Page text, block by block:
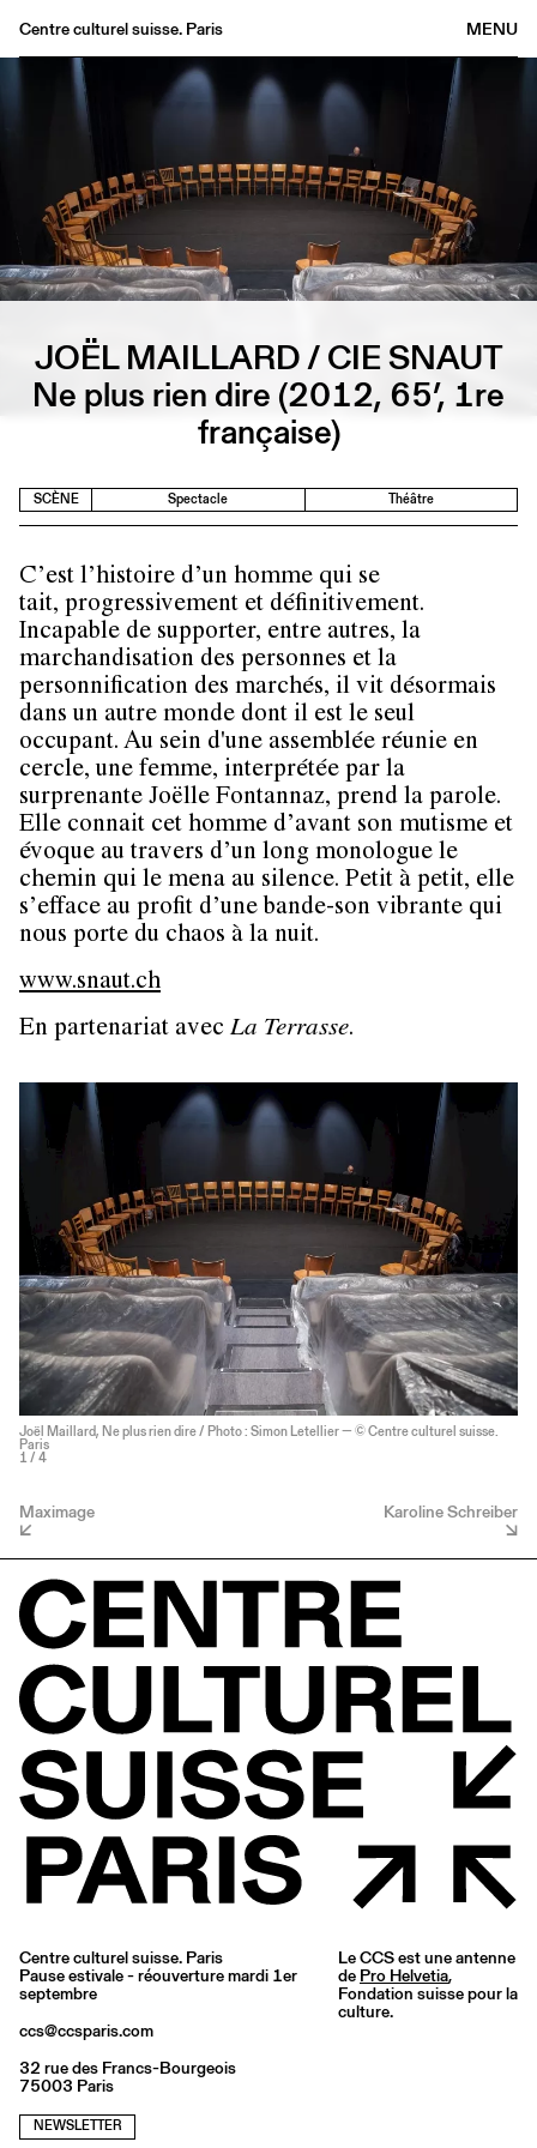
MENU
Centre culturel suisse. Paris
Agenda
Archives
Médiathèque
Éditions
Informations
/EN
JOËL MAILLARD / CIE SNAUT
Ne plus rien dire (2012, 65’, 1re
française)
SCÈNE Spectacle Théâtre
C’est l’histoire d’un homme qui se
tait, progressivement et définitivement.
Incapable de supporter, entre autres, la
marchandisation des personnes et la
personnification des marchés, il vit désormais
dans un autre monde dont il est le seul
occupant. Au sein d'une assemblée réunie en
cercle, une femme, interprétée par la
surprenante Joëlle Fontannaz, prend la parole.
Elle connait cet homme d’avant son mutisme et
évoque au travers d’un long monologue le
chemin qui le mena au silence. Petit à petit, elle
s’efface au profit d’une bande-son vibrante qui
nous porte du chaos à la nuit.
www.snaut.ch
En partenariat avec La Terrasse.
Joël Maillard, Ne plus rien dire / Photo : Simon Letellier — © Centre culturel suisse.
Paris
1 / 4
Maximage Karoline Schreiber
Centre culturel suisse. Paris
Pause estivale - réouverture mardi 1er
septembre
ccs@ccsparis.com
32 rue des Francs-Bourgeois
75003 Paris
NEWSLETTER
Le CCS est une antenne
de Pro Helvetia,
Fondation suisse pour la
culture.